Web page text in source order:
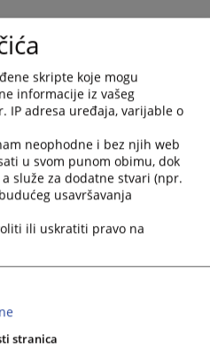
i arhiviranje sudskih
skripte koje mogu
informacije iz vašeg
IP adresa uređaja, varijable o
neophodne i bez njih web
u svom punom obimu, dok
služe za dodatne stvari (npr.
usavršavanja
ili uskratiti pravo na
stranica